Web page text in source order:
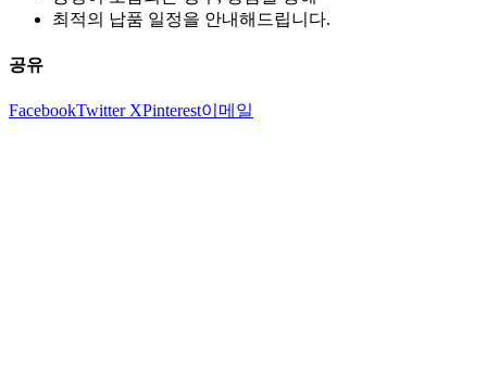
최적의 납품 일정을 안내해드립니다.
공유
FacebookTwitter XPinterest이메일